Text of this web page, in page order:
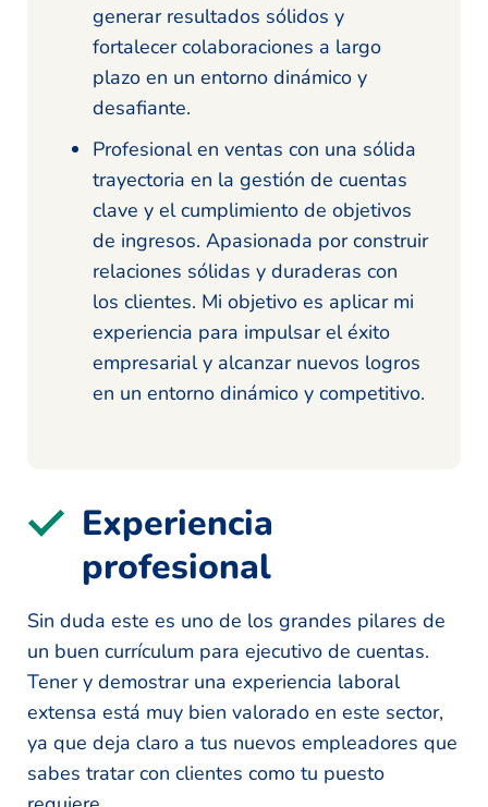
generar resultados sólidos y
fortalecer colaboraciones a largo
plazo en un entorno dinámico y
desafiante.
Profesional en ventas con una sólida
trayectoria en la gestión de cuentas
clave y el cumplimiento de objetivos
de ingresos. Apasionada por construir
relaciones sólidas y duraderas con
los clientes. Mi objetivo es aplicar mi
experiencia para impulsar el éxito
empresarial y alcanzar nuevos logros
en un entorno dinámico y competitivo.
Experiencia
profesional
Sin duda este es uno de los grandes pilares de
un buen currículum para ejecutivo de cuentas.
Tener y demostrar una experiencia laboral
extensa está muy bien valorado en este sector,
ya que deja claro a tus nuevos empleadores que
sabes tratar con clientes como tu puesto